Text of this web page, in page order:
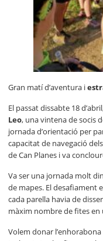
Gran matí d’aventura i
El passat dissabte 18
Leo, una vintena de socis
jornada d’orientació per
capacitat de navegació
de Can Planes i va
Va ser una jornada molt
de mapes. El desafiament
cada parella havia de
màxim nombre de fites en
Volem donar